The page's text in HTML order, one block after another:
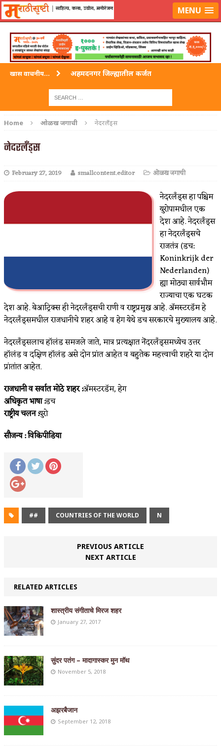
लॉग-इन करा|लेखक नोंदणी करा MENU
खास वाचनीय... अहमदनगर जिल्ह्यातील कर्जत
अहमदपूर – लातूर जिल्ह्यातील महत्त्वाचे शहर
Home ओळख जगाची नेदरलँड्स
नेदरलँड्स
February 27, 2019 smallcontent.editor ओळख जगाची
नेदरलँड्स हा पश्चिम
युरोपामधील एक
देश आहे. नेदरलँड्स
हा नेदरलँड्सचे
राजतंत्र (डच:
Koninkrijk der
Nederlanden)
ह्या मोठ्या सार्वभौम
राज्याचा एक घटक
देश आहे. बेआट्रिक्स ही नेदरलँड्सची राणी व राष्ट्रप्रमुख आहे. अ‍ॅमस्टरडॅम हे
नेदरलँड्समधील राजधानीचे शहर आहे व हेग येथे डच सरकारचे मुख्यालय आहे.
नेदरलँड्सलाच हॉलंड समजले जाते, मात्र प्रत्यक्षात नॆदरलँड्समध्येच उत्तर
हॉलंड व दक्षिण हॉलंड असे दोन प्रांत आहेत व बहुतेक महत्त्वाची शहरे या दोन
प्रांतांत आहेत.
राजधानी व सर्वात मोठे शहर :अ‍ॅमस्टरडॅम, हेग
अधिकृत भाषा :डच
राष्ट्रीय चलन :युरो
सौजन्य : विकिपीडिया
## COUNTRIES OF THE WORLD N
PREVIOUS ARTICLE
NEXT ARTICLE
RELATED ARTICLES
शास्त्रीय संगीताचे मिरज शहर
January 27, 2017
सुंदर पतंग – मादागास्कर मुन मॉथ
November 5, 2018
अझरबैजान
September 12, 2018